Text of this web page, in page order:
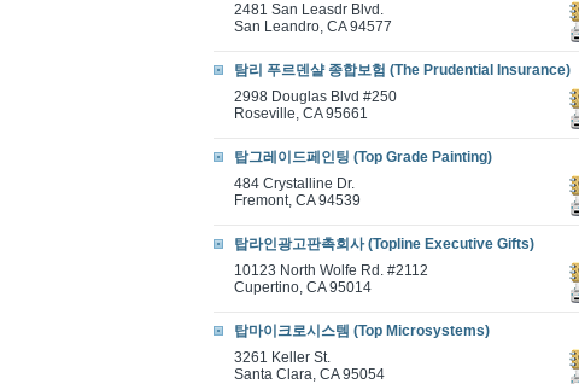
2481 San Leasdr Blvd.
San Leandro, CA 94577
탐리 푸르덴샬 종합보험 (The Prudential Insurance)
2998 Douglas Blvd #250
Roseville, CA 95661
탑그레이드페인팅 (Top Grade Painting)
484 Crystalline Dr.
Fremont, CA 94539
탑라인광고판촉회사 (Topline Executive Gifts)
10123 North Wolfe Rd. #2112
Cupertino, CA 95014
탑마이크로시스템 (Top Microsystems)
3261 Keller St.
Santa Clara, CA 95054